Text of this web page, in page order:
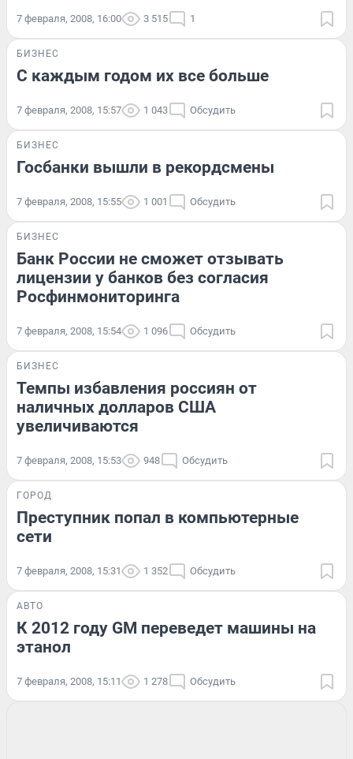
7 февраля, 2008, 16:00 3 515 1
БИЗНЕС
С каждым годом их все больше
7 февраля, 2008, 15:57 1 043 Обсудить
БИЗНЕС
Госбанки вышли в рекордсмены
7 февраля, 2008, 15:55 1 001 Обсудить
БИЗНЕС
Банк России не сможет отзывать
лицензии у банков без согласия
Росфинмониторинга
7 февраля, 2008, 15:54 1 096 Обсудить
БИЗНЕС
Темпы избавления россиян от
наличных долларов США
увеличиваются
7 февраля, 2008, 15:53 948 Обсудить
ГОРОД
Преступник попал в компьютерные
сети
7 февраля, 2008, 15:31 1 352 Обсудить
АВТО
К 2012 году GM переведет машины на
этанол
7 февраля, 2008, 15:11 1 278 Обсудить